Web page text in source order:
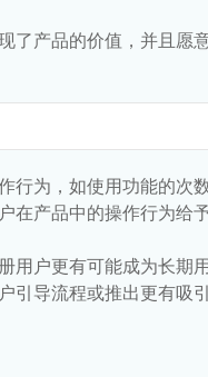
了产品的价值，并且愿
行为，如使用功能的次
在产品中的操作行为给
用户更有可能成为长期
引导流程或推出更有吸